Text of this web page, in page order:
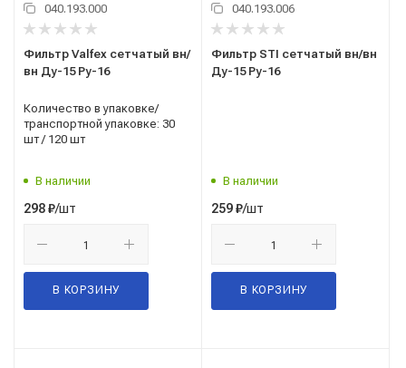
040.193.000
Фильтр Valfex сетчатый вн/
вн Ду-15 Ру-16
Количество в упаковке/
транспортной упаковке: 30
шт / 120 шт
В наличии
298₽/шт
В КОРЗИНУ
040.193.006
Фильтр STI сетчатый вн/вн
Ду-15 Ру-16
В наличии
259₽/шт
В КОРЗИНУ